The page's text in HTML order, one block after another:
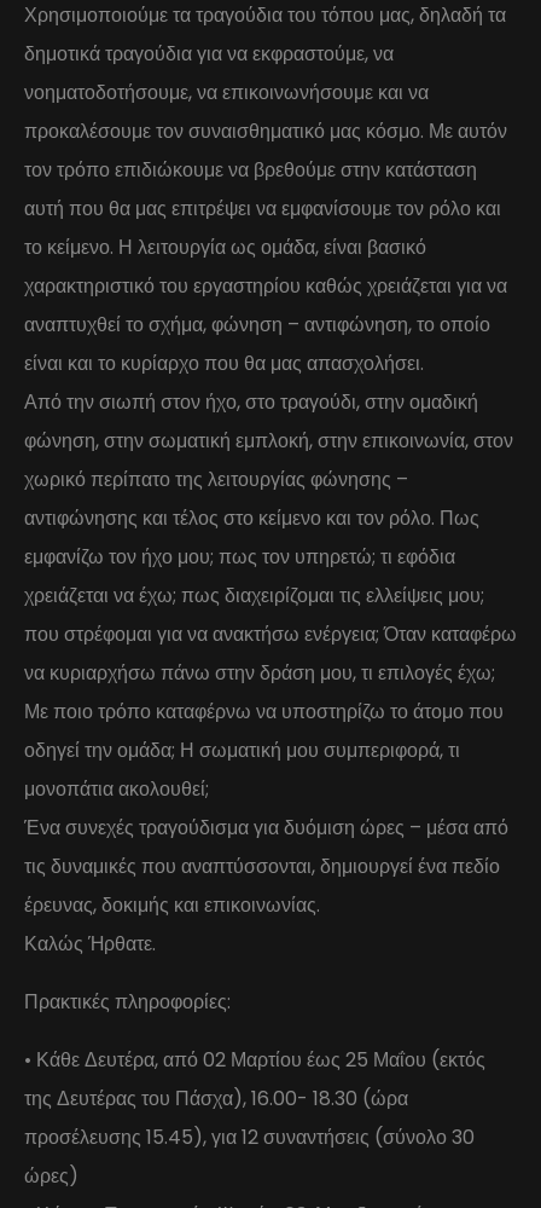
Χρησιμοποιούμε τα τραγούδια του τόπου μας, δηλαδή τα
δημοτικά τραγούδια για να εκφραστούμε, να
νοηματοδοτήσουμε, να επικοινωνήσουμε και να
προκαλέσουμε τον συναισθηματικό μας κόσμο. Με αυτόν
τον τρόπο επιδιώκουμε να βρεθούμε στην κατάσταση
αυτή που θα μας επιτρέψει να εμφανίσουμε τον ρόλο και
το κείμενο. Η λειτουργία ως ομάδα, είναι βασικό
χαρακτηριστικό του εργαστηρίου καθώς χρειάζεται για να
αναπτυχθεί το σχήμα, φώνηση – αντιφώνηση, το οποίο
είναι και το κυρίαρχο που θα μας απασχολήσει.
Από την σιωπή στον ήχο, στο τραγούδι, στην ομαδική
φώνηση, στην σωματική εμπλοκή, στην επικοινωνία, στον
χωρικό περίπατο της λειτουργίας φώνησης –
αντιφώνησης και τέλος στο κείμενο και τον ρόλο. Πως
εμφανίζω τον ήχο μου; πως τον υπηρετώ; τι εφόδια
χρειάζεται να έχω; πως διαχειρίζομαι τις ελλείψεις μου;
που στρέφομαι για να ανακτήσω ενέργεια; Όταν καταφέρω
να κυριαρχήσω πάνω στην δράση μου, τι επιλογές έχω;
Με ποιο τρόπο καταφέρνω να υποστηρίζω το άτομο που
οδηγεί την ομάδα; Η σωματική μου συμπεριφορά, τι
μονοπάτια ακολουθεί;
Ένα συνεχές τραγούδισμα για δυόμιση ώρες – μέσα από
τις δυναμικές που αναπτύσσονται, δημιουργεί ένα πεδίο
έρευνας, δοκιμής και επικοινωνίας.
Καλώς Ήρθατε.
Πρακτικές πληροφορίες:
• Κάθε Δευτέρα, από 02 Μαρτίου έως 25 Μαΐου (εκτός
της Δευτέρας του Πάσχα), 16.00- 18.30 (ώρα
προσέλευσης 15.45), για 12 συναντήσεις (σύνολο 30
ώρες)